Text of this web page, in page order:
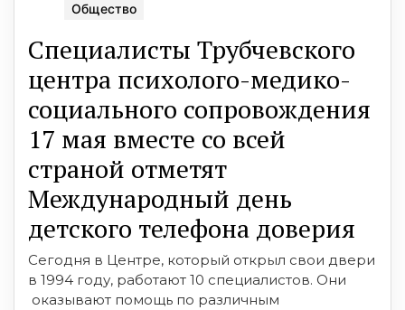
Общество
Специалисты Трубчевского
центра психолого-медико-
социального сопровождения
17 мая вместе со всей
страной отметят
Международный день
детского телефона доверия
Сегодня в Центре, который открыл свои двери
в 1994 году, работают 10 специалистов. Они
оказывают помощь по различным